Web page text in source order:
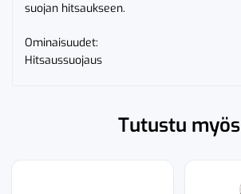
suojan hitsaukseen.
Ominaisuudet:
Hitsaussuojaus
Tutustu myös